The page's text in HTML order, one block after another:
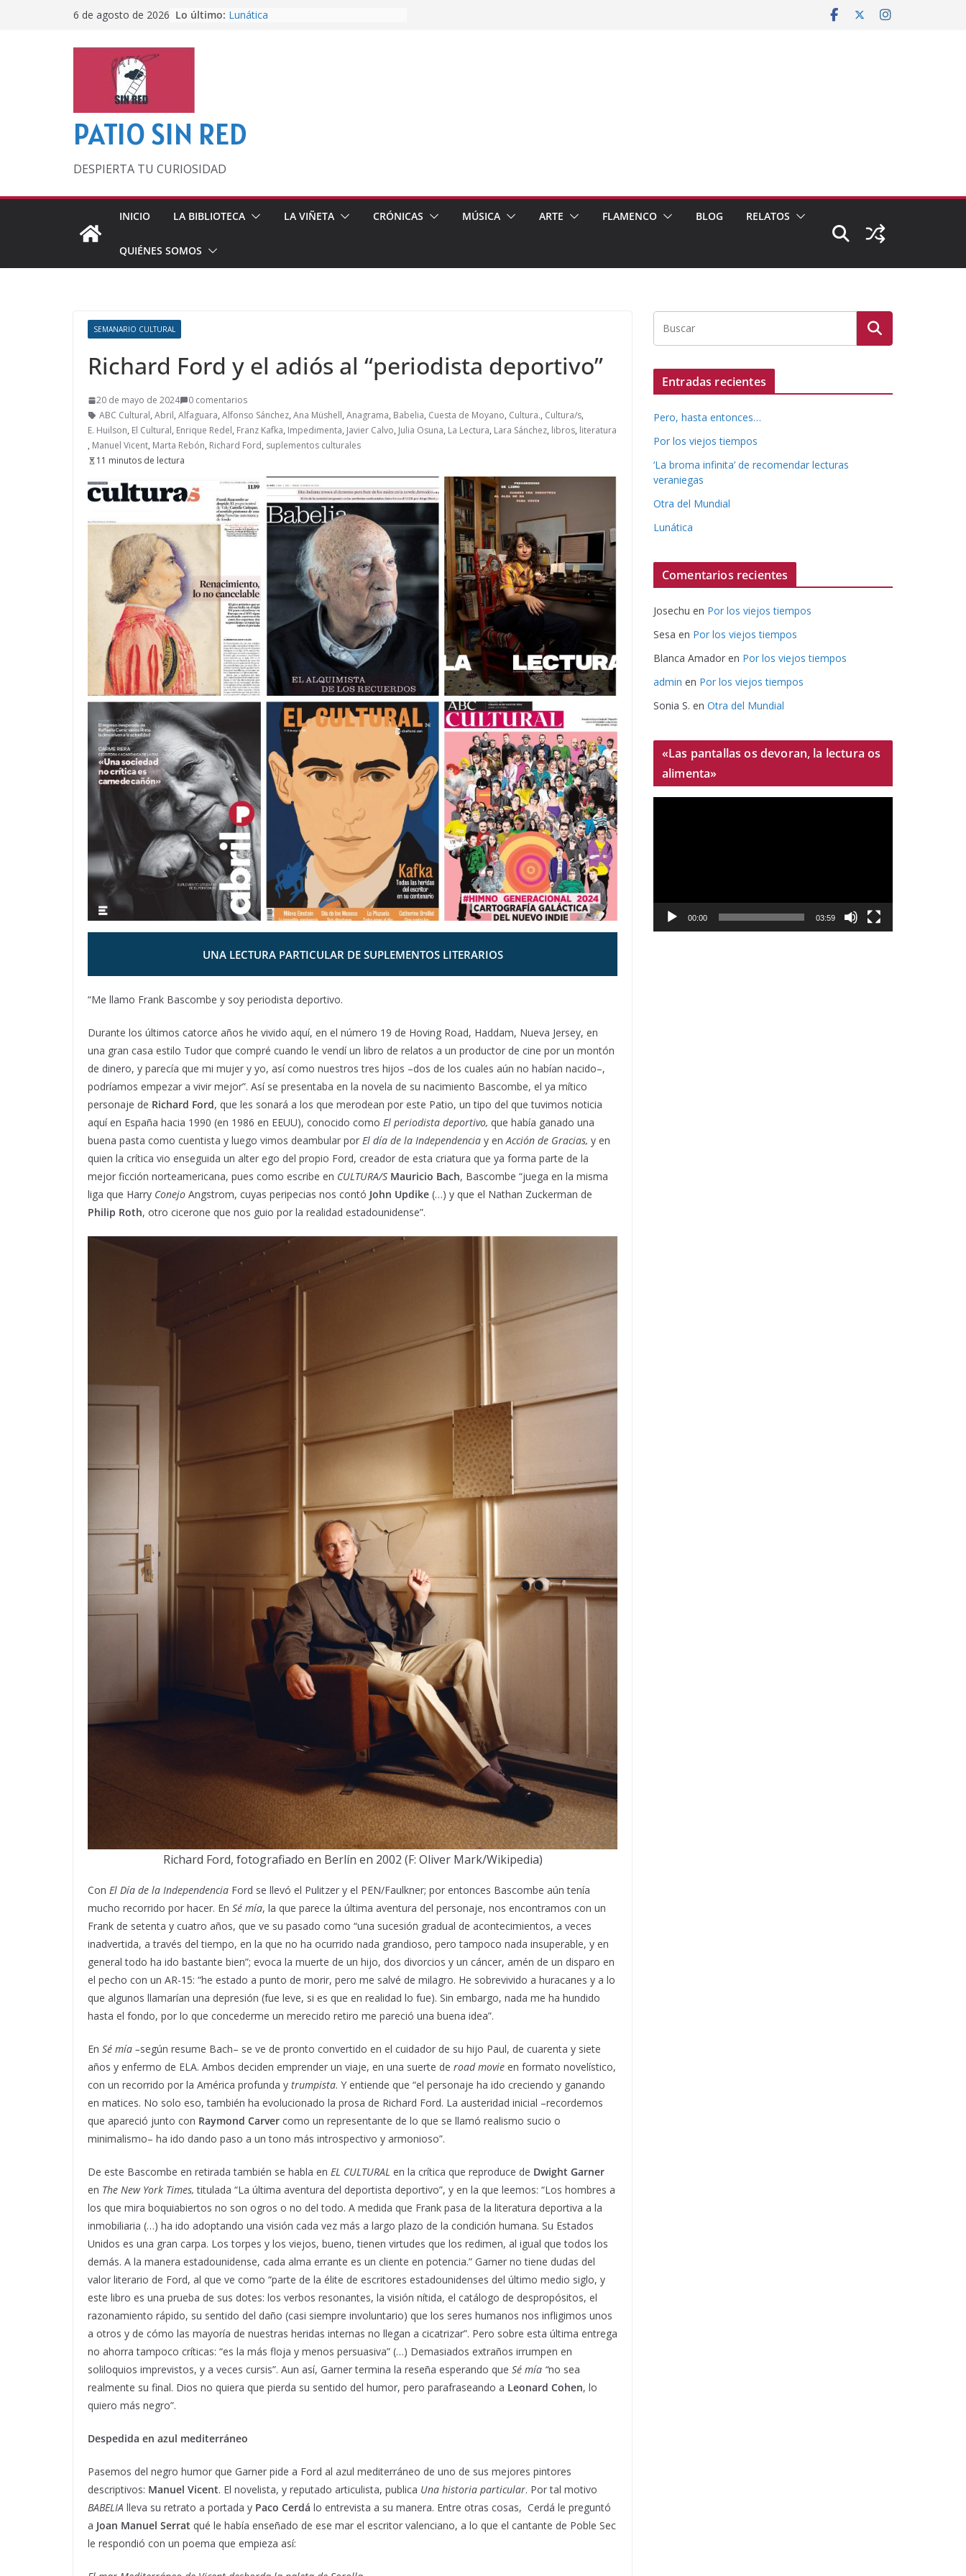
6 de agosto de 2026 Lo último: Lunática
PATIO SIN RED
DESPIERTA TU CURIOSIDAD
INICIO LA BIBLIOTECA LA VIÑETA CRÓNICAS MÚSICA ARTE FLAMENCO BLOG RELATOS
QUIÉNES SOMOS
SEMANARIO CULTURAL
Richard Ford y el adiós al “periodista deportivo”
20 de mayo de 2024
0 comentarios
ABC Cultural, Abril, Alfaguara, Alfonso Sánchez, Ana Müshell, Anagrama, Babelia, Cuesta de Moyano, Cultura., Cultura/s,
E. Huilson, El Cultural, Enrique Redel, Franz Kafka, Impedimenta, Javier Calvo, Julia Osuna, La Lectura, Lara Sánchez, libros, literatura
, Manuel Vicent, Marta Rebón, Richard Ford, suplementos culturales
11 minutos de lectura
UNA LECTURA PARTICULAR DE SUPLEMENTOS LITERARIOS
“Me llamo Frank Bascombe y soy periodista deportivo.
Durante los últimos catorce años he vivido aquí, en el número 19 de Hoving Road, Haddam, Nueva Jersey, en
una gran casa estilo Tudor que compré cuando le vendí un libro de relatos a un productor de cine por un montón
de dinero, y parecía que mi mujer y yo, así como nuestros tres hijos –dos de los cuales aún no habían nacido–,
podríamos empezar a vivir mejor”. Así se presentaba en la novela de su nacimiento Bascombe, el ya mítico
personaje de Richard Ford, que les sonará a los que merodean por este Patio, un tipo del que tuvimos noticia
aquí en España hacia 1990 (en 1986 en EEUU), conocido como El periodista deportivo, que había ganado una
buena pasta como cuentista y luego vimos deambular por El día de la Independencia y enAcción de Gracias, y en
quien la crítica vio enseguida un alter ego del propio Ford, creador de esta criatura que ya forma parte de la
mejor ficción norteamericana, pues como escribe en CULTURA/S Mauricio Bach, Bascombe “juega en la misma
liga que Harry Conejo Angstrom, cuyas peripecias nos contó John Updike (…) y que el Nathan Zuckerman de
Philip Roth, otro cicerone que nos guio por la realidad estadounidense”.
Richard Ford, fotografiado en Berlín en 2002 (F: Oliver Mark/Wikipedia)
Con El Día de la Independencia Ford se llevó el Pulitzer y el PEN/Faulkner; por entonces Bascombe aún tenía
mucho recorrido por hacer. En Sé mía, la que parece la última aventura del personaje, nos encontramos con un
Frank de setenta y cuatro años, que ve su pasado como “una sucesión gradual de acontecimientos, a veces
inadvertida, a través del tiempo, en la que no ha ocurrido nada grandioso, pero tampoco nada insuperable, y en
general todo ha ido bastante bien”; evoca la muerte de un hijo, dos divorcios y un cáncer, amén de un disparo en
el pecho con un AR-15: “he estado a punto de morir, pero me salvé de milagro. He sobrevivido a huracanes y a lo
que algunos llamarían una depresión (fue leve, si es que en realidad lo fue). Sin embargo, nada me ha hundido
hasta el fondo, por lo que concederme un merecido retiro me pareció una buena idea”.
En Sé mía –según resume Bach– se ve de pronto convertido en el cuidador de su hijo Paul, de cuarenta y siete
años y enfermo de ELA. Ambos deciden emprender un viaje, en una suerte de road movie en formato novelístico,
con un recorrido por la América profunda y trumpista. Y entiende que “el personaje ha ido creciendo y ganando
en matices. No solo eso, también ha evolucionado la prosa de Richard Ford. La austeridad inicial –recordemos
que apareció junto con Raymond Carver como un representante de lo que se llamó realismo sucio o
minimalismo– ha ido dando paso a un tono más introspectivo y armonioso”.
De este Bascombe en retirada también se habla en EL CULTURAL en la crítica que reproduce de Dwight Garner
en The New York Times,titulada “La última aventura del deportista deportivo”, y en la que leemos: “Los hombres a
los que mira boquiabiertos no son ogros o no del todo. A medida que Frank pasa de la literatura deportiva a la
inmobiliaria (…) ha ido adoptando una visión cada vez más a largo plazo de la condición humana. Su Estados
Unidos es una gran carpa. Los torpes y los viejos, bueno, tienen virtudes que los redimen, al igual que todos los
demás. A la manera estadounidense, cada alma errante es un cliente en potencia.” Garner no tiene dudas del
valor literario de Ford, al que ve como “parte de la élite de escritores estadounidenses del último medio siglo, y
este libro es una prueba de sus dotes: los verbos resonantes, la visión nítida, el catálogo de despropósitos, el
razonamiento rápido, su sentido del daño (casi siempre involuntario) que los seres humanos nos infligimos unos
a otros y de cómo las mayoría de nuestras heridas internas no llegan a cicatrizar”. Pero sobre esta última entrega
no ahorra tampoco críticas: “es la más floja y menos persuasiva” (…) Demasiados extraños irrumpen en
soliloquios imprevistos, y a veces cursis”. Aun así, Garner termina la reseña esperando que Sé mía “no sea
realmente su final. Dios no quiera que pierda su sentido del humor, pero parafraseando a Leonard Cohen, lo
quiero más negro”.
Despedida en azul mediterráneo
Pasemos del negro humor que Garner pide a Ford al azul mediterráneo de uno de sus mejores pintores
descriptivos: Manuel Vicent. El novelista, y reputado articulista, publica Una historia particular. Por tal motivo
BABELIA lleva su retrato a portada y Paco Cerdá lo entrevista a su manera. Entre otras cosas, Cerdá le preguntó
a Joan Manuel Serrat qué le había enseñado de ese mar el escritor valenciano, a lo que el cantante de Poble Sec
le respondió con un poema que empieza así:
Entradas recientes
Pero, hasta entonces…
Por los viejos tiempos
‘La broma infinita’ de recomendar lecturas
veraniegas
Otra del Mundial
Lunática
Comentarios recientes
Josechu en Por los viejos tiempos
Sesa en Por los viejos tiempos
Blanca Amador en Por los viejos tiempos
admin en Por los viejos tiempos
Sonia S. en Otra del Mundial
«Las pantallas os devoran, la lectura os
alimenta»
c
00:00 03:59